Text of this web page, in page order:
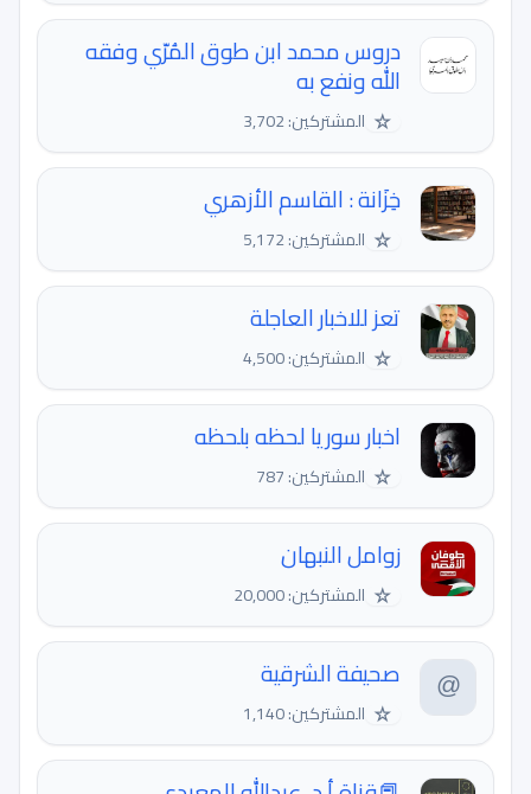
دروس محمد ابن طوق المُرّي وفقه
الله ونفع به
☆ المشتركين: 3,702
خِزَانة : القاسم الأزهري
☆ المشتركين: 5,172
تعز للاخبار العاجلة
☆ المشتركين: 4,500
اخبار سوريا لحظه بلحظه
☆ المشتركين: 787
زوامل النبهان
☆ المشتركين: 20,000
صحيفة الشرقية
☆ المشتركين: 1,140